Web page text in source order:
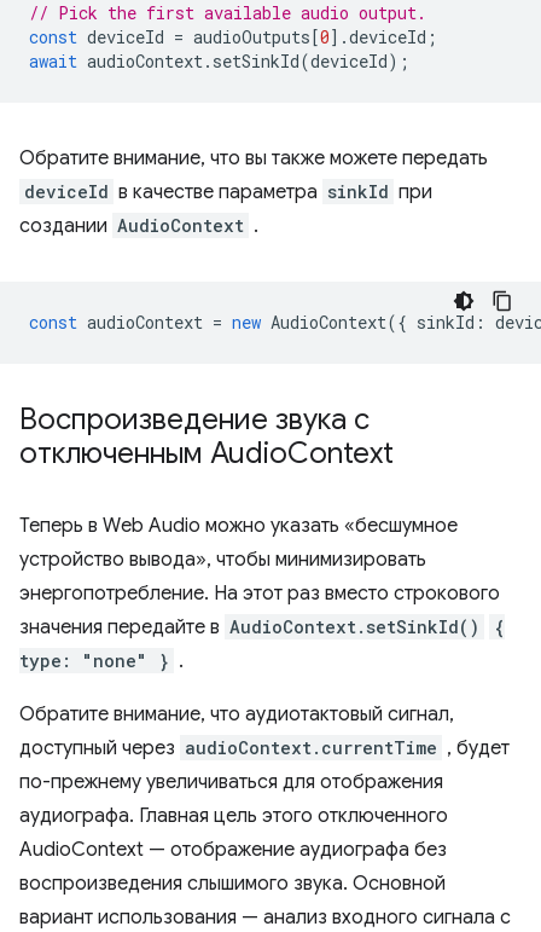
// Pick the first available audio output.
const deviceId = audioOutputs[0].deviceId ;
await audioContext. setSinkId(deviceId);
Обратите внимание, что вы также можете передать
deviceId в качестве параметра sinkId при
создании AudioContext .
const audioContext = new AudioContext({ sinkId :
Воспроизведение звука с
отключенным AudioContext
Теперь в Web Audio можно указать «бесшумное
устройство вывода», чтобы минимизировать
энергопотребление. На этот раз вместо строкового
значения передайте в AudioContext.setSinkId()
{
type: "none" } .
Обратите внимание, что аудиотактовый сигнал,
доступный через audioContext.currentTime , будет
по-прежнему увеличиваться для отображения
аудиографа. Главная цель этого отключенного
AudioContext — отображение аудиографа без
воспроизведения слышимого звука. Основной
вариант использования — анализ входного сигнала с